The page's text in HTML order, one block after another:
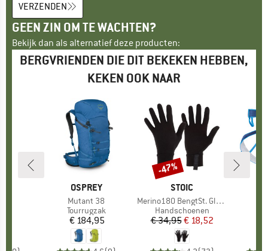
VERZENDEN
GEEN ZIN OM TE WACHTEN?
Bekijk dan als alternatief deze producten:
BERGVRIENDEN DIE DIT BEKEKEN HEBBEN,
KEKEN OOK NAAR
MERK
OSPREY
Artikel
Mutant 38
Productgroep
Tourrugzak
Prijs
€ 184,95
MERK
STOIC
Artikel
Merino180 BengtSt. Glove
Productgroep
Handschoenen
Prijs
€ 34,95Verlaagde prijs
€ 18,52
Korting
-47%